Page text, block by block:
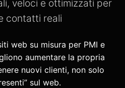
veloci e ottimizzati per
contatti reali
web su misura per PMI e
aumentare la propria
nuovi clienti, non solo
sul web.